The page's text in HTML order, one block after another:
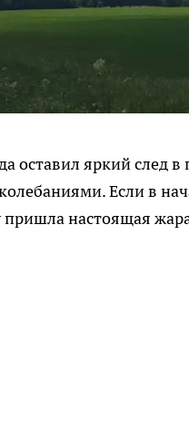
оставил яркий след
Если в
пришла настоящая